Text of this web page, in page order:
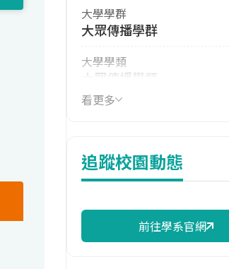
大學學群
大眾傳播學群
大學學類
大眾傳播學類
技職群類
114年學費
16,790 元/學期
114年雜費
6,950 元/學期
看更多
追蹤校園動態
前往學系官網